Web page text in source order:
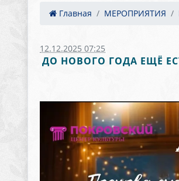
Главная МЕРОПРИЯТИЯ
12.12.2025 07:25
ДО НОВОГО ГОДА ЕЩЁ